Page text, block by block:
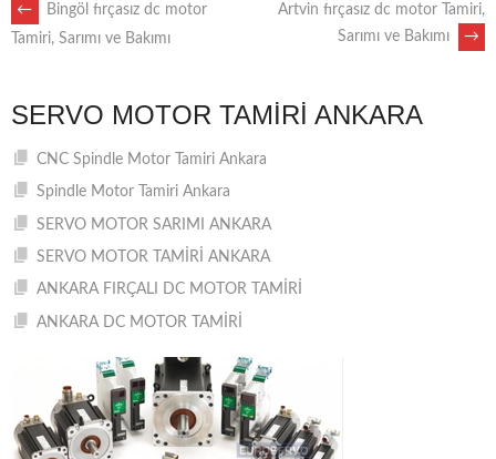
POST
←
Bingöl fırçasız dc motor
Tamiri, Sarımı ve Bakımı
Artvin fırçasız dc motor Tamiri,
Sarımı ve Bakımı
→
SERVO MOTOR TAMIRI ANKARA
CNC Spindle Motor Tamiri Ankara
Spindle Motor Tamiri Ankara
SERVO MOTOR SARIMI ANKARA
SERVO MOTOR TAMİRİ ANKARA
ANKARA FIRÇALI DC MOTOR TAMİRİ
ANKARA DC MOTOR TAMİRİ